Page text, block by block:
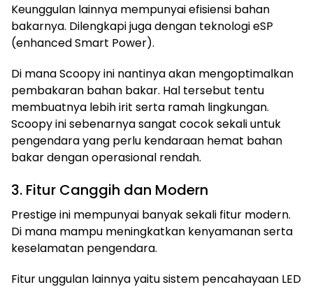
Keunggulan lainnya mempunyai efisiensi bahan
bakarnya. Dilengkapi juga dengan teknologi eSP
(enhanced Smart Power).
Di mana Scoopy ini nantinya akan mengoptimalkan
pembakaran bahan bakar. Hal tersebut tentu
membuatnya lebih irit serta ramah lingkungan.
Scoopy ini sebenarnya sangat cocok sekali untuk
pengendara yang perlu kendaraan hemat bahan
bakar dengan operasional rendah.
3. Fitur Canggih dan Modern
Prestige ini mempunyai banyak sekali fitur modern.
Di mana mampu meningkatkan kenyamanan serta
keselamatan pengendara.
Fitur unggulan lainnya yaitu sistem pencahayaan LED